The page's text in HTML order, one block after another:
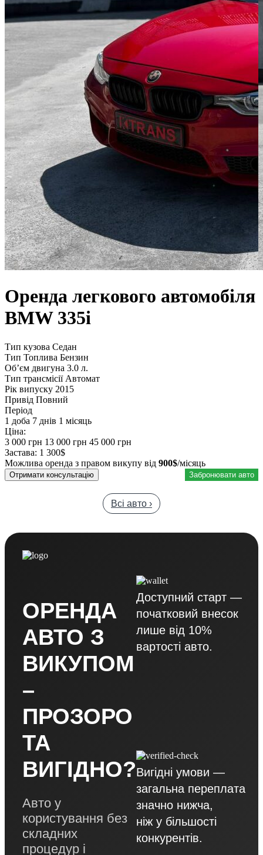
Оренда легкового автомобіля
BMW 335i
Тип кузова Седан
Тип Топлива Бензин
Обʼєм двигуна 3.0 л.
Тип трансмісії Автомат
Рік випуску 2015
Привід Повний
Період
1 доба 7 днів 1 місяць
Ціна:
3 000 грн 13 000 грн 45 000 грн
Застава: 1 300$
Можлива оренда з правом викупу від 900$/місяць
Отримати консультацію Забронювати авто
Всі авто ›
ОРЕНДА
АВТО З
ВИКУПОМ
–
ПРОЗОРО
ТА
ВИГІДНО?
Авто у
користування без
складних
процедур і
Доступний старт —
початковий внесок
лише від 10%
вартості авто.
Вигідні умови —
загальна переплата
значно нижча,
ніж у більшості
конкурентів.